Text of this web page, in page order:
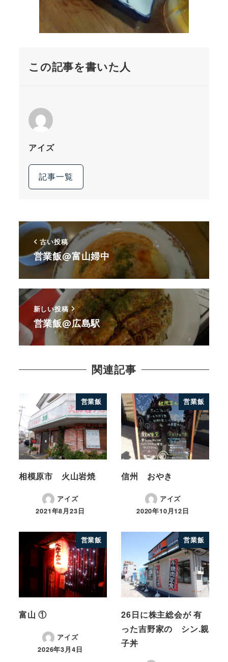
この記事を書いた人
アイズ
記事一覧
古い投稿
営業飯@富山婦中
新しい投稿
営業飯@広島駅
関連記事
営業飯
相模原市 火山岩焼
アイズ
2021年8月23日
営業飯
信州 おやき
アイズ
2020年10月12日
営業飯
富山 ①
アイズ
2026年3月4日
営業飯
26日に株主総会が 有
った吉野家の シン.親
子丼